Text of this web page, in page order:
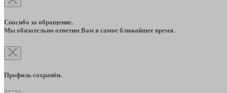
Спасибо за обращение.
Мы обязательно ответим Вам в самое ближайшее время.
Профиль сохранён.